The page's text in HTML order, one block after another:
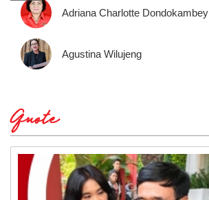
Adriana Charlotte Dondokambey
Agustina Wilujeng
Quote